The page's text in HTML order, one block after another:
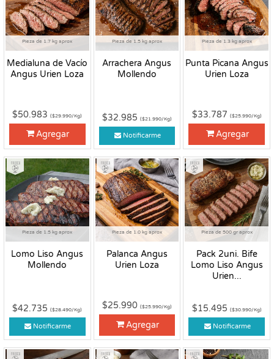
Pieza de 1.7 kg aprox
Medialuna de Vacío
Angus Urien Loza
$50.983($29.990/Kg)
Agregar
Pieza de 1.5 kg aprox
Arrachera Angus
Mollendo
$32.985 ($21.990/Kg)
Notificarme
Pieza de 1.3 kg aprox
Punta Picana Angus
Urien Loza
$33.787 ($25.990/Kg)
Agregar
Pieza de 1.5 kg aprox
Lomo Liso Angus
Mollendo
Fresco
$42.735($28.490/Kg)
Notificarme
Pieza de 1.0 kg aprox
Palanca Angus
Urien Loza
Fresco
$25.990 ($25.990/Kg)
Agregar
Pieza de 500 gr aprox
Pack 2uni. Bife
Lomo Liso Angus
Urien...
Fresco
$15.495 ($30.990/Kg)
Notificarme
Fresco Fresco Fresco